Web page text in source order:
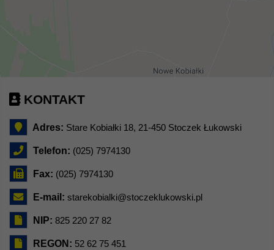
KONTAKT
Adres: Stare Kobiałki 18, 21-450 Stoczek Łukowski
Telefon: (025) 7974130
Fax: (025) 7974130
E-mail: starekobialki@stoczeklukowski.pl
NIP: 825 220 27 82
REGON: 52 62 75 451